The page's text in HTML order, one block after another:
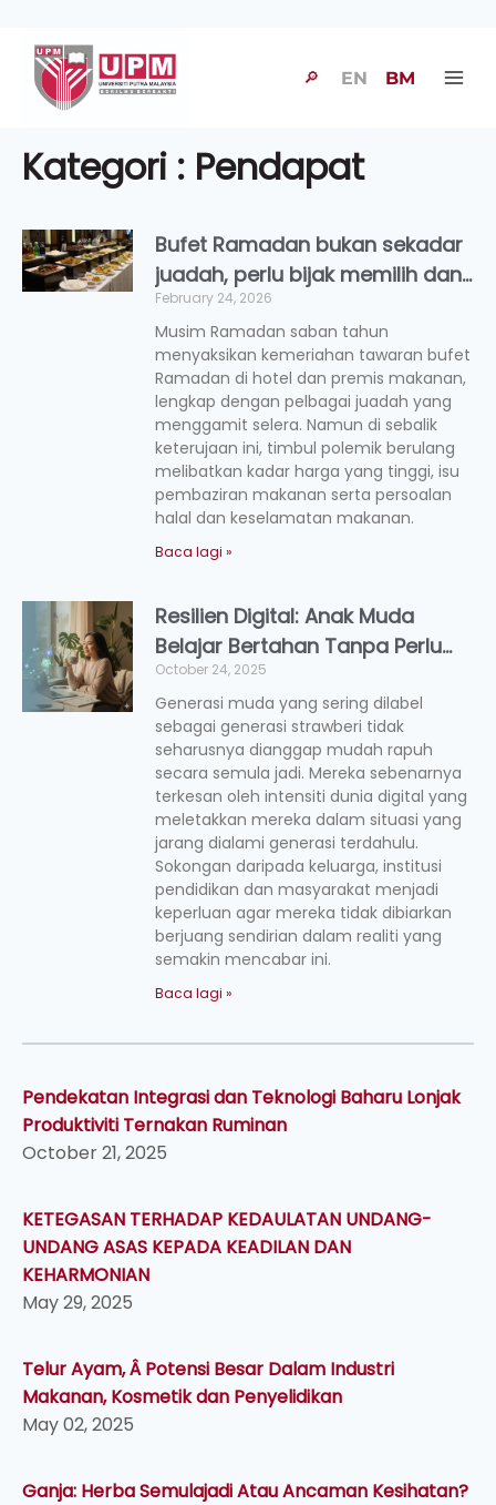
🔎 EN BM
Kategori : Pendapat
Bufet Ramadan bukan sekadar
juadah, perlu bijak memilih dan
selamat menikmati
February 24, 2026
Musim Ramadan saban tahun
menyaksikan kemeriahan tawaran bufet
Ramadan di hotel dan premis makanan,
lengkap dengan pelbagai juadah yang
menggamit selera. Namun di sebalik
keterujaan ini, timbul polemik berulang
melibatkan kadar harga yang tinggi, isu
pembaziran makanan serta persoalan
halal dan keselamatan makanan.
Baca lagi »
Resilien Digital: Anak Muda
Belajar Bertahan Tanpa Perlu
Menekan Diri
October 24, 2025
Generasi muda yang sering dilabel
sebagai generasi strawberi tidak
seharusnya dianggap mudah rapuh
secara semula jadi. Mereka sebenarnya
terkesan oleh intensiti dunia digital yang
meletakkan mereka dalam situasi yang
jarang dialami generasi terdahulu.
Sokongan daripada keluarga, institusi
pendidikan dan masyarakat menjadi
keperluan agar mereka tidak dibiarkan
berjuang sendirian dalam realiti yang
semakin mencabar ini.
Baca lagi »
Pendekatan Integrasi dan Teknologi Baharu Lonjak
Produktiviti Ternakan Ruminan
October 21, 2025
KETEGASAN TERHADAP KEDAULATAN UNDANG-
UNDANG ASAS KEPADA KEADILAN DAN
KEHARMONIAN
May 29, 2025
Telur Ayam, Â Potensi Besar Dalam Industri
Makanan, Kosmetik dan Penyelidikan
May 02, 2025
Ganja: Herba Semulajadi Atau Ancaman Kesihatan?